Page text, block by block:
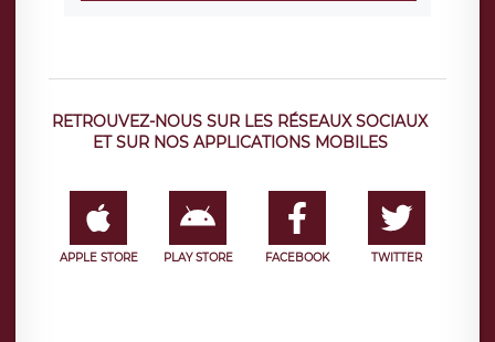
RETROUVEZ-NOUS SUR LES RÉSEAUX SOCIAUX
ET SUR NOS APPLICATIONS MOBILES
APPLE STORE PLAY STORE FACEBOOK TWITTER